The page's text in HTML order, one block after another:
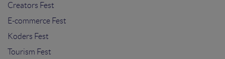
Creators Fest
E-commerce Fest
Koders Fest
Tourism Fest